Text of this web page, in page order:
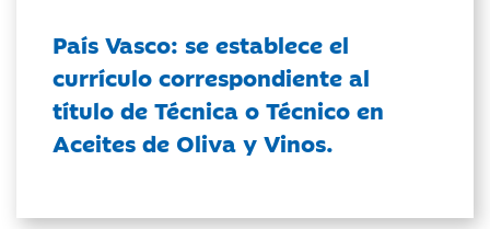
País Vasco: se establece el
currículo correspondiente al
título de Técnica o Técnico en
Aceites de Oliva y Vinos.